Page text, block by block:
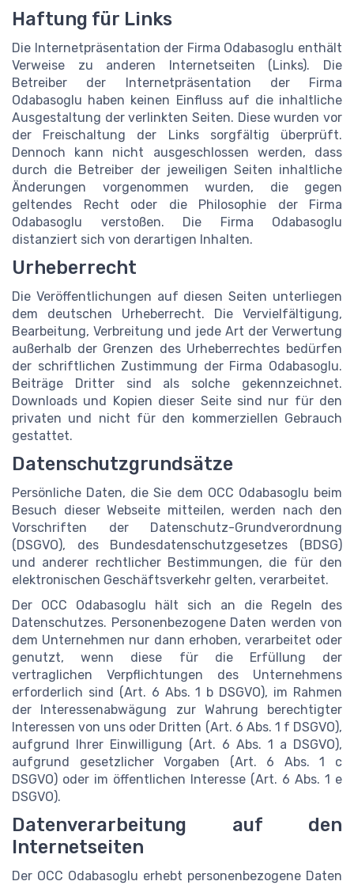
Haftung für Links
Die Internetpräsentation der Firma Odabasoglu enthält
Verweise zu anderen Internetseiten (Links). Die
Betreiber der Internetpräsentation der Firma
Odabasoglu haben keinen Einfluss auf die inhaltliche
Ausgestaltung der verlinkten Seiten. Diese wurden vor
der Freischaltung der Links sorgfältig überprüft.
Dennoch kann nicht ausgeschlossen werden, dass
durch die Betreiber der jeweiligen Seiten inhaltliche
Änderungen vorgenommen wurden, die gegen
geltendes Recht oder die Philosophie der Firma
Odabasoglu verstoßen. Die Firma Odabasoglu
distanziert sich von derartigen Inhalten.
Urheberrecht
Die Veröffentlichungen auf diesen Seiten unterliegen
dem deutschen Urheberrecht. Die Vervielfältigung,
Bearbeitung, Verbreitung und jede Art der Verwertung
außerhalb der Grenzen des Urheberrechtes bedürfen
der schriftlichen Zustimmung der Firma Odabasoglu.
Beiträge Dritter sind als solche gekennzeichnet.
Downloads und Kopien dieser Seite sind nur für den
privaten und nicht für den kommerziellen Gebrauch
gestattet.
Datenschutzgrundsätze
Persönliche Daten, die Sie dem OCC Odabasoglu beim
Besuch dieser Webseite mitteilen, werden nach den
Vorschriften der Datenschutz-Grundverordnung
(DSGVO), des Bundesdatenschutzgesetzes (BDSG)
und anderer rechtlicher Bestimmungen, die für den
elektronischen Geschäftsverkehr gelten, verarbeitet.
Der OCC Odabasoglu hält sich an die Regeln des
Datenschutzes. Personenbezogene Daten werden von
dem Unternehmen nur dann erhoben, verarbeitet oder
genutzt, wenn diese für die Erfüllung der
vertraglichen Verpflichtungen des Unternehmens
erforderlich sind (Art. 6 Abs. 1 b DSGVO), im Rahmen
der Interessenabwägung zur Wahrung berechtigter
Interessen von uns oder Dritten (Art. 6 Abs. 1 f DSGVO),
aufgrund Ihrer Einwilligung (Art. 6 Abs. 1 a DSGVO),
aufgrund gesetzlicher Vorgaben (Art. 6 Abs. 1 c
DSGVO) oder im öffentlichen Interesse (Art. 6 Abs. 1 e
DSGVO).
Datenverarbeitung auf den
Internetseiten
Der OCC Odabasoglu erhebt personenbezogene Daten